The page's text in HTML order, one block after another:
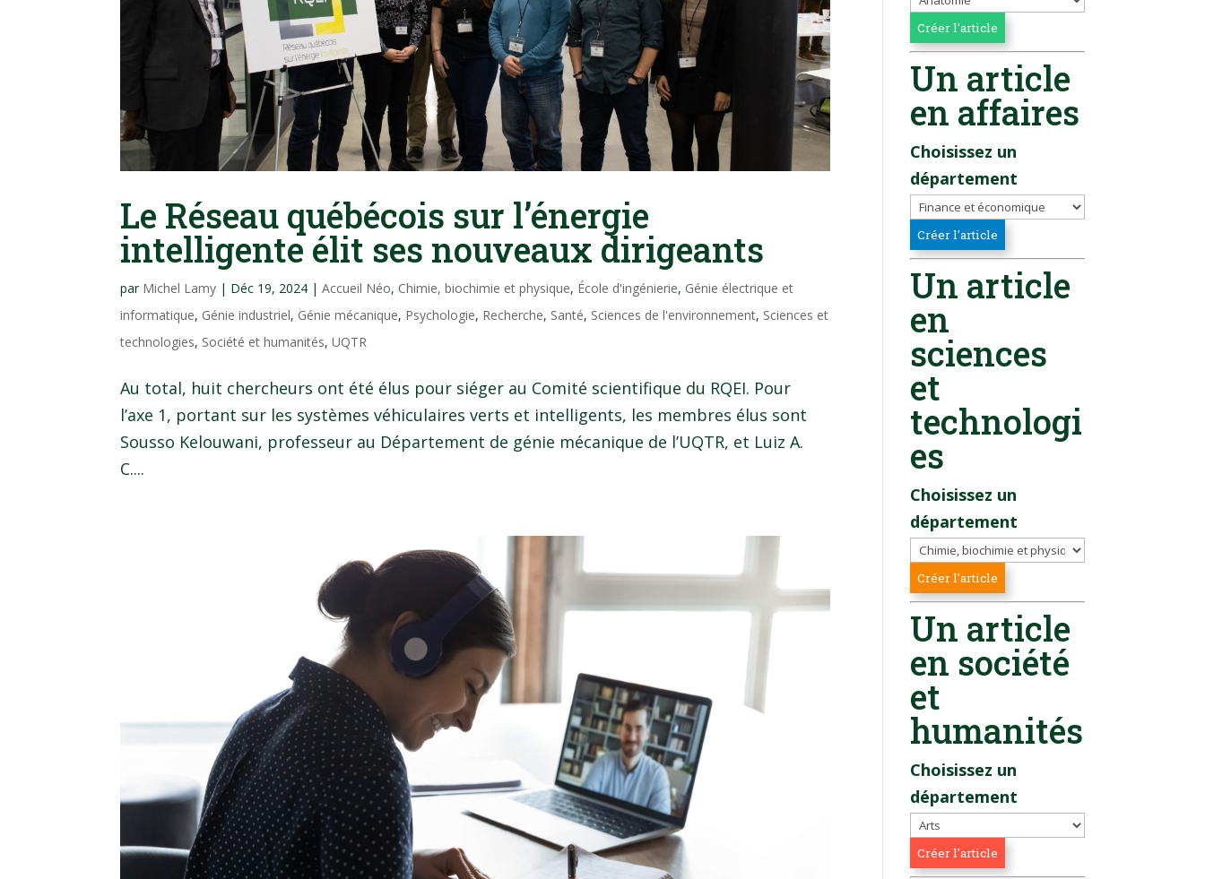
Le Réseau québécois sur l’énergie
intelligente élit ses nouveaux dirigeants
par Michel Lamy | Déc 19, 2024 |Accueil Néo, Chimie, biochimie et physique, École d'ingénierie, Génie électrique et
informatique, Génie industriel, Génie mécanique, Psychologie, Recherche, Santé, Sciences de l'environnement, Sciences et
technologies, Société et humanités,UQTR
Au total, huit chercheurs ont été élus pour siéger au Comité scientifique du RQEI. Pour
l’axe 1, portant sur les systèmes véhiculaires verts et intelligents, les membres élus sont
Sousso Kelouwani, professeur au Département de génie mécanique de l’UQTR, et Luiz A.
C....
Un article
en affaires
Choisissez un
département
Un article
en
sciences
et
technologi
es
Choisissez un
département
Un article
en société
et
humanités
Choisissez un
département